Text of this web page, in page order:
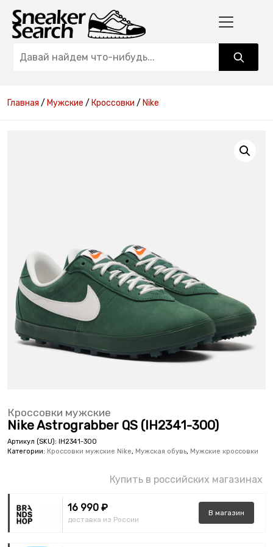
Главная / Мужские / Кроссовки / Nike
Кроссовки мужские
Nike Astrograbber QS (IH2341-300)
Артикул (SKU):
IH2341-300
Категории: Кроссовки мужские Nike, Мужская обувь, Мужские кроссовки
Купить в российских магазинах
16 990 ₽
доставка из России
В магазин